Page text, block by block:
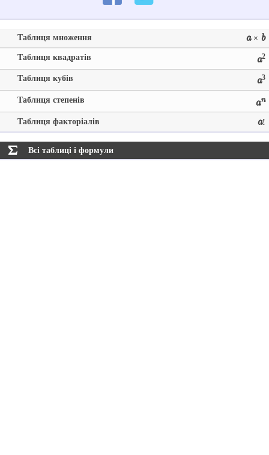
Таблиця множення a× b
Таблиця квадратів a2
Таблиця кубів a3
Таблиця степенів an
Таблиця факторіалів a!
 Всі таблиці і формули